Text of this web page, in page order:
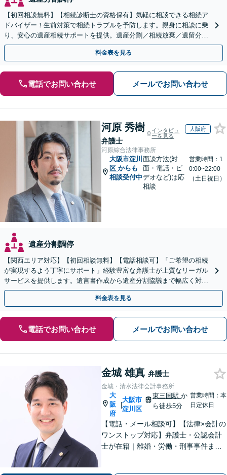
【初回相談無料】【相続診断士の資格保有】気軽に相談できる相続ア
ドバイザー！生前対策で相続トラブルを予防します。親身に相談に乗
り、安心の遺産相続サポートを提供。遺産分割／相続放棄／遺留分も
お任せ！【出張サポート】【完全個室】【丸太町駅6分】
料金表を見る
電話でお問い合わせ メールでお問い合わせ
河原 秀樹
弁護士
インタビュ
ーを見る
大阪府
河原綜合法律事務所
大阪市淀川
区 からも
相談受付中
面談方法(対
面・電話・ビ
デオなど)は応
相談
営業時間：1
0:00~22:00
（土日祝日）
遺産分割調停
【関西エリア対応】【初回相談無料】【電話相談可】「ご希望の相続
が実現するよう丁寧にサポート」経験豊富な弁護士が上質なリーガル
サービスを提供します。遺言書作成から遺産分割協議まで幅広く対応
「他士業と連携してスムーズな解決」【休日・夜間相談可】
料金表を見る
電話でお問い合わせ メールでお問い合わせ
金城 雄真 弁護士
金城・清水法律会計事務所
大
阪
府
|
大阪市
淀川区
東三国駅か
ら徒歩5分
営業時間：本
日定休日
【電話・メール相談可】【法律×会計の
ワンストップ対応】弁護士・公認会計
士が在籍｜離婚・労働・刑事事件まで